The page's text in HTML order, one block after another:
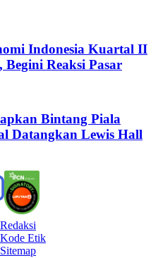
Indonesia Kuartal II
Reaksi Pasar
Bintang Piala
Datangkan Lewis Hall
Redaksi
Kode Etik
Sitemap